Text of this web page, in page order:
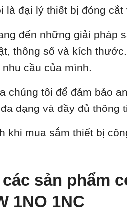
là đại lý thiết bị đóng
đến những giải pháp
thông số và kích
cầu của mình.
chúng tôi để đảm bảo
dạng và đầy đủ thông
khi mua sắm thiết bị
sản phẩm
1NO 1NC